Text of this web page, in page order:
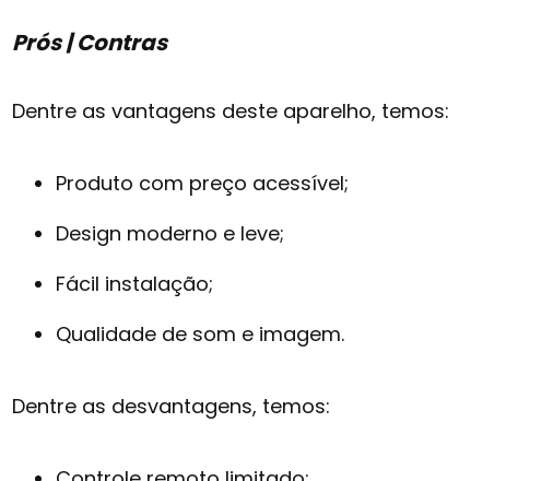
Prós | Contras
Dentre as vantagens deste aparelho, temos:
Produto com preço acessível;
Design moderno e leve;
Fácil instalação;
Qualidade de som e imagem.
Dentre as desvantagens, temos: